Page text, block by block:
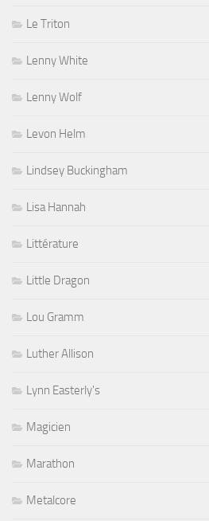
Le Triton
Lenny White
Lenny Wolf
Levon Helm
Lindsey Buckingham
Lisa Hannah
Littérature
Little Dragon
Lou Gramm
Luther Allison
Lynn Easterly's
Magicien
Marathon
Metalcore